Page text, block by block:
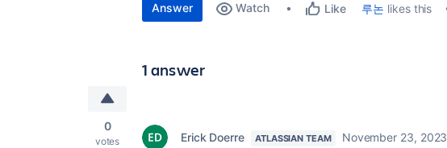
Answer Watch Like 루논 likes this
1 answer
0
votes Erick Doerre ATLASSIAN TEAM
November 23, 2023